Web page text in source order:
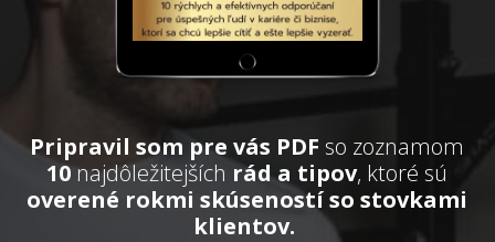
Pripravil som pre vás PDF so zoznamom
10najdôležitejších rád a tipov, ktoré sú
overené rokmi skúseností so stovkami
klientov.